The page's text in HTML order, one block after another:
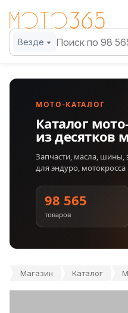
Везде
МОТО-КАТАЛОГ
Каталог
из десятков
Запчасти, масла, шины,
для эндуро, мотокросса
98 565
товаров
Магазин Каталог